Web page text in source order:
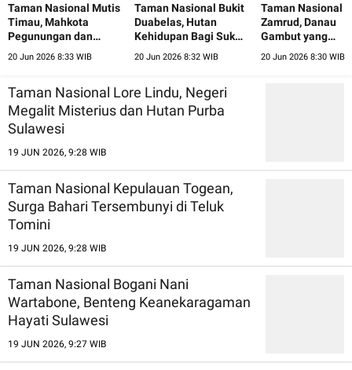
Taman Nasional Mutis
Timau, Mahkota
Pegunungan dan
20 Jun 2026 8:33 WIB
Taman Nasional Bukit
Duabelas, Hutan
Kehidupan Bagi Suku
20 Jun 2026 8:32 WIB
Taman Nasional
Zamrud, Danau
Gambut yang
20 Jun 2026 8:30 WIB
Taman Nasional Lore Lindu, Negeri
Megalit Misterius dan Hutan Purba
Sulawesi
19 JUN 2026, 9:28 WIB
Taman Nasional Kepulauan Togean,
Surga Bahari Tersembunyi di Teluk
Tomini
19 JUN 2026, 9:28 WIB
Taman Nasional Bogani Nani
Wartabone, Benteng Keanekaragaman
Hayati Sulawesi
19 JUN 2026, 9:27 WIB